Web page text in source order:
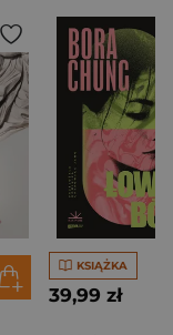
KSIĄŻKA
39,99 zł